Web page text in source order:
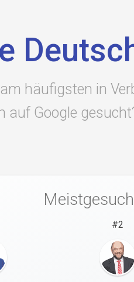
häufigsten in
Google
#2